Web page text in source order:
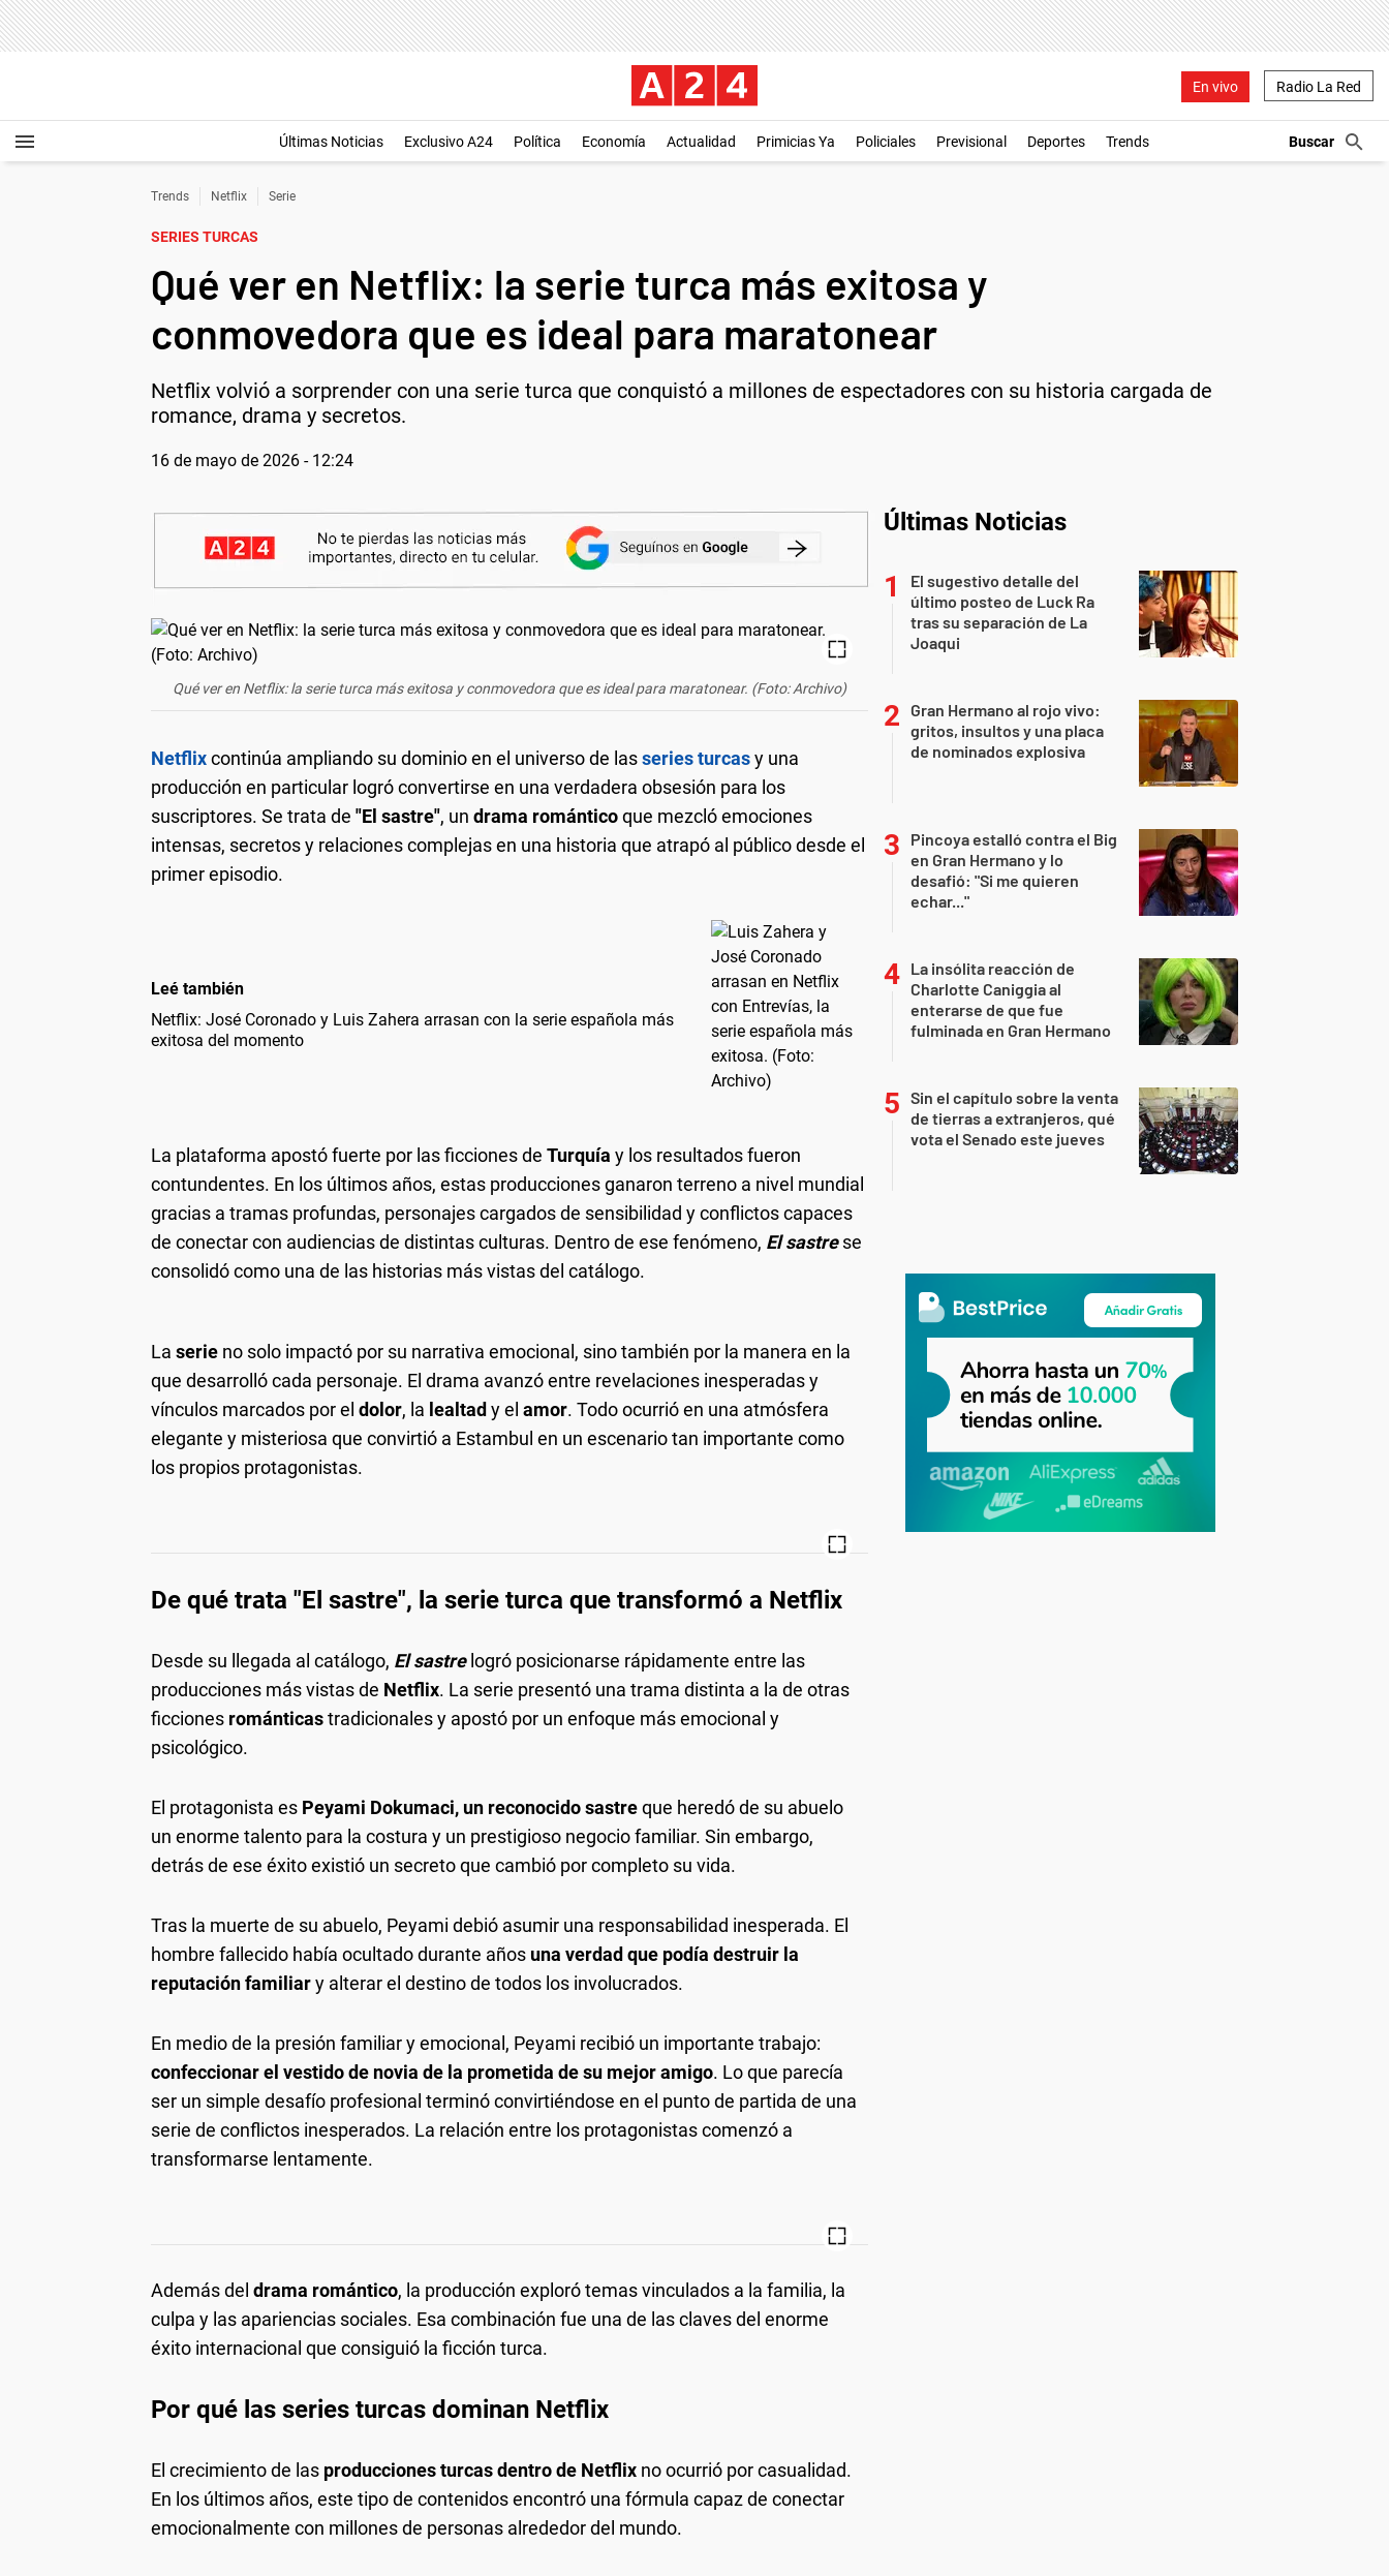
En vivo Radio La Red
Últimas Noticias Exclusivo A24 Política Economía Actualidad Primicias Ya Policiales Previsional Deportes Trends
Trends Netflix Serie
SERIES TURCAS
Qué ver en Netflix: la serie turca más exitosa y
conmovedora que es ideal para maratonear
Netflix volvió a sorprender con una serie turca que conquistó a millones de espectadores con su historia cargada de
romance, drama y secretos.
16 de mayo de 2026 - 12:24
Qué ver en Netflix: la serie turca más exitosa y conmovedora que es ideal para maratonear. (Foto: Archivo)
Netflixcontinúa ampliando su dominio en el universo de lasseries turcasy una
producción en particular logró convertirse en una verdadera obsesión para los
suscriptores. Se trata de "El sastre", un drama románticoque mezcló emociones
intensas, secretos y relaciones complejas en una historia que atrapó al público desde el
primer episodio.
Leé también
Netflix: José Coronado y Luis Zahera arrasan con la serie española más
exitosa del momento
La plataforma apostó fuerte por las ficciones de Turquía y los resultados fueron
contundentes. En los últimos años, estas producciones ganaron terreno a nivel mundial
gracias a tramas profundas, personajes cargados de sensibilidad y conflictos capaces
de conectar con audiencias de distintas culturas. Dentro de ese fenómeno, El sastrese
consolidó como una de las historias más vistas del catálogo.
La serie no solo impactó por su narrativa emocional, sino también por la manera en la
que desarrolló cada personaje. El drama avanzó entre revelaciones inesperadas y
vínculos marcados por el dolor, la lealtad y el amor. Todo ocurrió en una atmósfera
elegante y misteriosa que convirtió a Estambul en un escenario tan importante como
los propios protagonistas.
De qué trata "El sastre", la serie turca que transformó a Netflix
Desde su llegada al catálogo, El sastrelogró posicionarse rápidamente entre las
producciones más vistas de Netflix. La serie presentó una trama distinta a la de otras
ficciones románticastradicionales y apostó por un enfoque más emocional y
psicológico.
El protagonista es Peyami Dokumaci, un reconocido sastreque heredó de su abuelo
un enorme talento para la costura y un prestigioso negocio familiar. Sin embargo,
detrás de ese éxito existió un secreto que cambió por completo su vida.
Tras la muerte de su abuelo, Peyami debió asumir una responsabilidad inesperada. El
hombre fallecido había ocultado durante años una verdad que podía destruir la
reputación familiary alterar el destino de todos los involucrados.
En medio de la presión familiar y emocional, Peyami recibió un importante trabajo:
confeccionar el vestido de novia de la prometida de su mejor amigo. Lo que parecía
ser un simple desafío profesional terminó convirtiéndose en el punto de partida de una
serie de conflictos inesperados. La relación entre los protagonistas comenzó a
transformarse lentamente.
Además del drama romántico, la producción exploró temas vinculados a la familia, la
culpa y las apariencias sociales. Esa combinación fue una de las claves del enorme
éxito internacional que consiguió la ficción turca.
Por qué las series turcas dominan Netflix
El crecimiento de las producciones turcas dentro de Netflix no ocurrió por casualidad.
En los últimos años, este tipo de contenidos encontró una fórmula capaz de conectar
emocionalmente con millones de personas alrededor del mundo.
Últimas Noticias
El sugestivo detalle del
último posteo de Luck Ra
tras su separación de La
Joaqui
Gran Hermano al rojo vivo:
gritos, insultos y una placa
de nominados explosiva
Pincoya estalló contra el Big
en Gran Hermano y lo
desafió: "Si me quieren
echar..."
La insólita reacción de
Charlotte Caniggia al
enterarse de que fue
fulminada en Gran Hermano
Sin el capítulo sobre la venta
de tierras a extranjeros, qué
vota el Senado este jueves